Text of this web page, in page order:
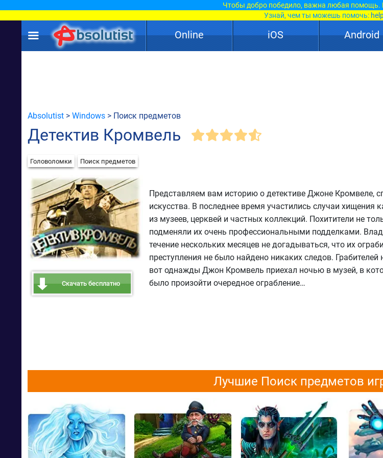
Чтобы добро победило, важна любая помощь.
Узнай, чем ты можешь помочь:
Online iOS Android
Absolutist > Windows > Поиск предметов
Детектив Кромвель
Головоломки Поиск предметов
Скачать бесплатно
Представляем вам историю о детективе Джоне Кромвеле,
искусства. В последнее время участились случаи хищения
из музеев, церквей и частных коллекций. Похитители не
подменяли их очень профессиональными подделками.
течение нескольких месяцев не догадываться, что их
преступления не было найдено никаких следов.
вот однажды Джон Кромвель приехал ночью в музей, в
было произойти очередное ограбление…
Лучшие Поиск предметов